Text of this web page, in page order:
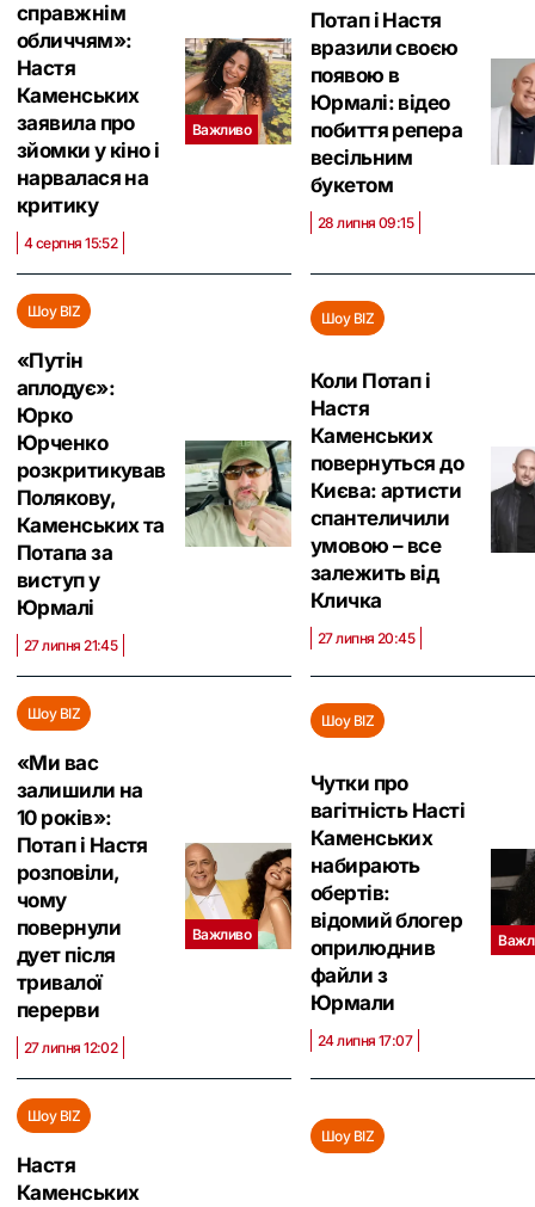
Важливо
справжнім
обличчям»:
Настя
Каменських
заявила про
зйомки у кіно і
нарвалася на
критику
4 серпня 15:52
Потап і Настя
вразили своєю
появою в
Юрмалі: відео
побиття репера
весільним
букетом
28 липня 09:15
Шоу BIZ
«Путін
аплодує»:
Юрко
Юрченко
розкритикував
Полякову,
Каменських та
Потапа за
виступ у
Юрмалі
27 липня 21:45
Шоу BIZ
Коли Потап і
Настя
Каменських
повернуться до
Києва: артисти
спантеличили
умовою – все
залежить від
Кличка
27 липня 20:45
Важливо
Шоу BIZ
«Ми вас
залишили на
10 років»:
Потап і Настя
розповіли,
чому
повернули
дует після
тривалої
перерви
27 липня 12:02
Шоу BIZ
Чутки про
вагітність Насті
Каменських
набирають
обертів:
відомий блогер
оприлюднив
файли з
Юрмали
24 липня 17:07
Шоу BIZ
Настя
Каменських
Шоу BIZ